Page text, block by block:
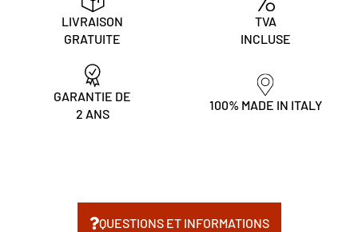
LIVRAISON
GRATUITE
TVA
INCLUSE
GARANTIE DE
2 ANS
100% MADE IN ITALY
QUESTIONS ET INFORMATIONS